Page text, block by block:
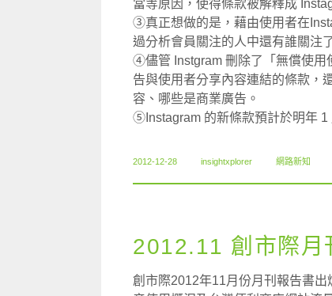
當等原因，使得條款被解釋成
③真正想做的是，藉由使用者在
過分析會員關注的人中還有誰關注
④儘管 Instgram 刪除了「無償使用
告與使用者分享內容連結的條款，
容、哪些是商業廣告。
⑤Instagram 的新條款預計於明年 1
2012-12-28 insightxplorer 網路新知
2012.11 創市際月
創市際2012年11月份月刊報告書